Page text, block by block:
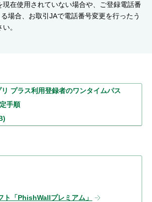
現在使用されていない場合や、ご登録電話番
場合、お取引JAで電話番号変更を行ったう
。
プラス利用登録者のワンタイムパス
手順
ト「PhishWallプレミアム」